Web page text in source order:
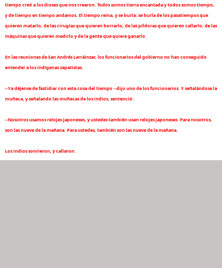
tiempo creó a los dioses que nos crearon. Todos somos tierra encantada y todos somos tiempo,
y de tiempo en tiempo andamos. El tiempo reina, y se burla: se burla de los pasatiempos que
quieren matarlo, de las cirugías que quieren borrarlo, de las píldoras que quieren callarlo, de las
máquinas que quieren medirlo y de la gente que quiere ganarlo.
En las reuniones de San Andrés Larráinzar, los funcionarios del gobierno no han conseguido
entender a los indígenas zapatistas.
--Ya déjense de fastidiar con esta cosa del tiempo --dijo uno de los funcionarios. Y señalándose la
muñeca, y señalando las muñecas de los indios, sentenció:
--Nosotros usamos relojes japoneses, y ustedes también usan relojes japoneses. Para nosotros,
son las nueve de la mañana. Para ustedes, también son las nueve de la mañana.
Los indios sonrieron, y callaron.